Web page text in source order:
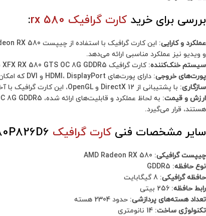
بررسی برای خریدکارت گرافیک rx 580 :
عملکرد و کارایی
و ویدیو نیز عملکرد مناسبی ارائه می‌دهد.
سیستم خنک‌کننده: کارت گرافیک XFX RX 580 GTS OC 8G GDDR5 با سیستم خنک‌کننده‌ای کارآمد، دمای کارت را در حد مطلوبی نگه می‌دارد که موجب افزایش عمر و بهره‌وری کارت گرافیک می‌شود.
پورت‌های خروجی: دارای پورت‌های HDMI، DisplayPort و DVI که امکان اتصال به تمامی نوع مانیتورها و صفحه‌نمایش‌ها را فراهم می‌کند.
سازگاری: با پشتیبانی از DirectX 12 و OpenGL، این کارت گرافیک با آخرین تکنولوژی‌های گرافیکی هماهنگی دارد و از قابلیت‌های رایج در بازی‌ها و نرم‌افزارهای گرافیکی بهره‌مند است.
ارزش و قیمت
هستند، قرار می‌گیرد.
سایر مشخصات فنیکارت گرافیک
چیپست گرافیکی: AMD Radeon RX 580
نوع حافظه: GDDR5
حافظه گرافیکی: 8 گیگابایت
رابط حافظه: 256 بیتی
تعداد هسته‌های پردازشی: حدود 2304 هسته
تکنولوژی ساخت: 14 نانومتری